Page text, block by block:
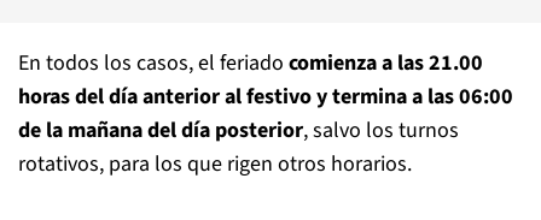
En todos los casos, el feriado comienza a las 21.00
horas del día anterior al festivo y termina a las 06:00
de la mañana del día posterior, salvo los turnos
rotativos, para los que rigen otros horarios.